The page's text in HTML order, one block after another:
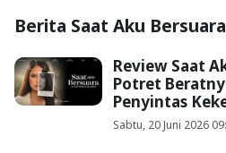
Berita Saat Aku
Review Saat
Potret
Penyintas
Sabtu, 20 Juni 2026